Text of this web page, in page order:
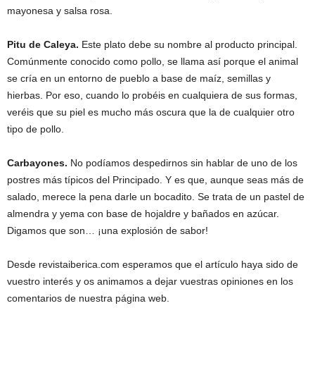
mayonesa y salsa rosa.
Pitu de Caleya. Este plato debe su nombre al producto principal.
Comúnmente conocido como pollo, se llama así porque el animal
se cría en un entorno de pueblo a base de maíz, semillas y
hierbas. Por eso, cuando lo probéis en cualquiera de sus formas,
veréis que su piel es mucho más oscura que la de cualquier otro
tipo de pollo.
Carbayones. No podíamos despedirnos sin hablar de uno de los
postres más típicos del Principado. Y es que, aunque seas más de
salado, merece la pena darle un bocadito. Se trata de un pastel de
almendra y yema con base de hojaldre y bañados en azúcar.
Digamos que son… ¡una explosión de sabor!
Desde revistaiberica.com esperamos que el artículo haya sido de
vuestro interés y os animamos a dejar vuestras opiniones en los
comentarios de nuestra página web.